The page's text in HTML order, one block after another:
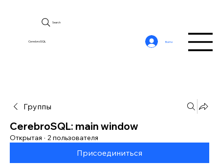
CerebroSQL
Search
Войти
Группы
CerebroSQL: main window
Открытая · 2 пользователя
Присоединиться